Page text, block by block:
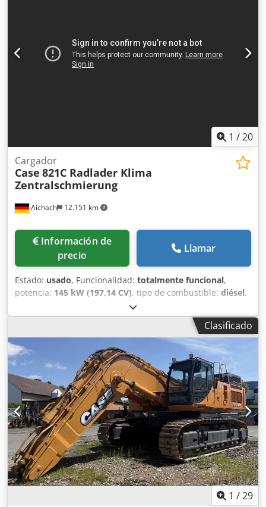
1 /20
Aichach 12.151 km
Cargador
Case 821C Radlader Klima
Zentralschmierung
Información de
precio
Llamar
Estado: usado, Funcionalidad: totalmente funcional,
potencia: 145 kW (197,14 CV), tipo de combustible: diésel,
18.000 kg
2000, horas de funcionamiento:8.000 h, Equipamiento:
aire acondicionado, cabina, sistema de lubricación
centralizada
, Case 821C cargadora de ruedas Año de
fabricación: 2000 8.000 horas 145 kW aprox. 18.000 kg Aire
acondicionado Engrase centralizado Neumáticos 23,5R25
Dedpfx Afjy Uxt Sexowa
Clasificado
1 /29